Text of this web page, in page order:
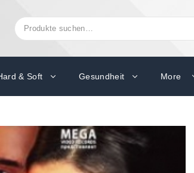
Suchen
nach:
& Soft Gesundheit More